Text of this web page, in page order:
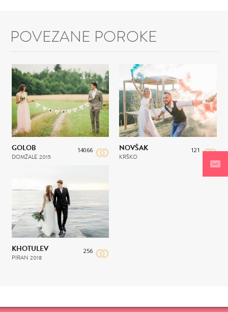
POVEZANE POROKE
14066
GOLOB
DOMŽALE 2015
121
NOVŠAK
KRŠKO
256
KHOTULEV
PIRAN 2018